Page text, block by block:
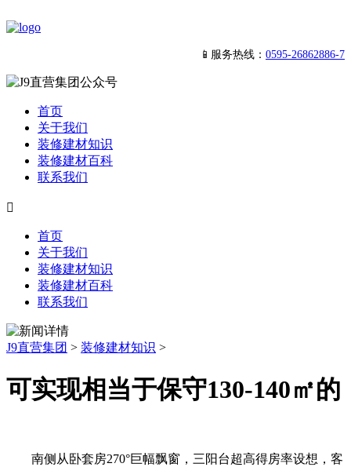
📱服务热线： 0595-26862886-7
首页
关于我们
装修建材知识
装修建材百科
联系我们

首页
关于我们
装修建材知识
装修建材百科
联系我们
J9直营集团 > 装修建材知识 >
可实现相当于保守130-140㎡的
南侧从卧套房270°巨幅飘窗，三阳台超高得房率设想，客